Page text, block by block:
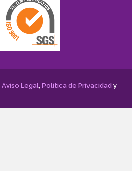
Aviso Legal, Politica de Privacidad y